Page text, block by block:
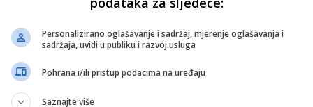
Personalizirano oglašavanje i sadržaj, mjerenje oglašavanja i
sadržaja, uvidi u publiku i razvoj usluga
Pohrana i/ili pristup podacima na uređaju
Saznajte više